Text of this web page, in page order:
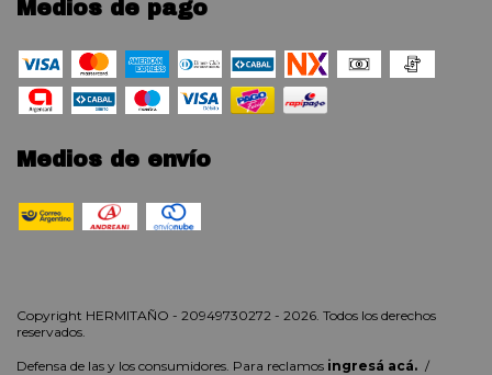
Medios de pago
Medios de envío
Copyright HERMITAÑO - 20949730272 - 2026. Todos los derechos
reservados.
Defensa de las y los consumidores. Para reclamos ingresá acá. /